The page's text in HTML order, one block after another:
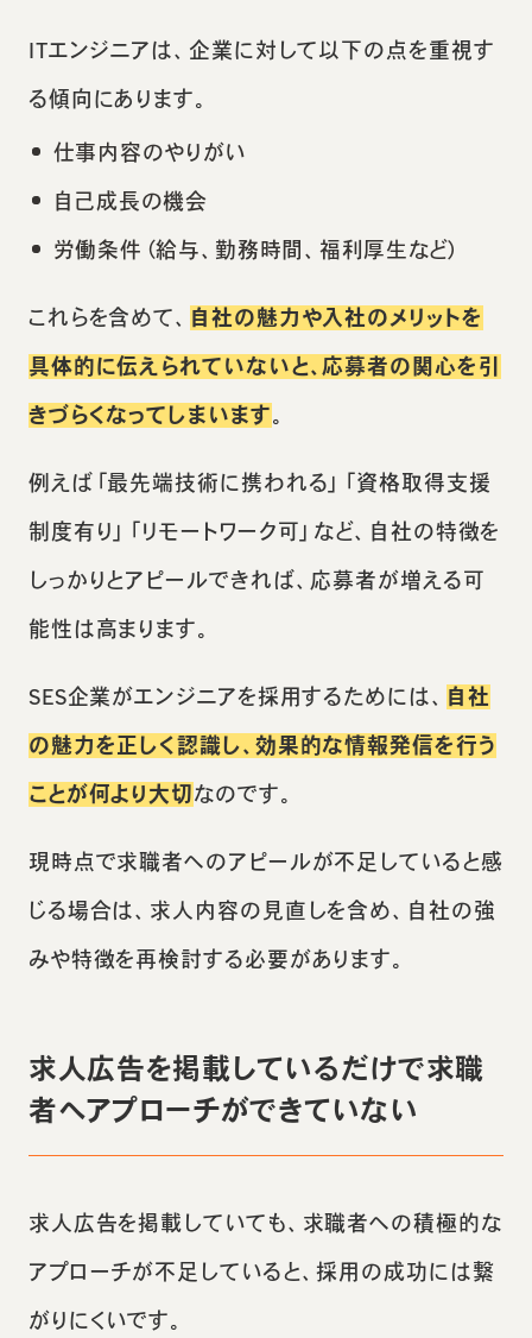
ITエンジニアは、企業に対して以下の点を重視す
る傾向にあります。
仕事内容のやりがい
自己成長の機会
労働条件（給与、勤務時間、福利厚生など）
これらを含めて、 自社の魅力や入社のメリットを
具体的に伝えられていないと、応募者の関心を引
きづらくなってしまいます。
例えば「最先端技術に携われる」「資格取得支援
制度有り」「リモートワーク可」など、自社の特徴を
しっかりとアピールできれば、応募者が増える可
能性は高まります。
SES企業がエンジニアを採用するためには、 自社
の魅力を正しく認識し、効果的な情報発信を行う
ことが何より大切なのです。
現時点で求職者へのアピールが不足していると感
じる場合は、求人内容の見直しを含め、自社の強
みや特徴を再検討する必要があります。
求人広告を掲載しているだけで求職
者へアプローチができていない
求人広告を掲載していても、求職者への積極的な
アプローチが不足していると、採用の成功には繋
がりにくいです。